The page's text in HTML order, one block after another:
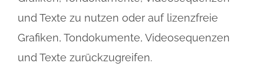
und Texte zu nutzen oder auf lizenzfreie
Grafiken, Tondokumente, Videosequenzen
und Texte zurückzugreifen.